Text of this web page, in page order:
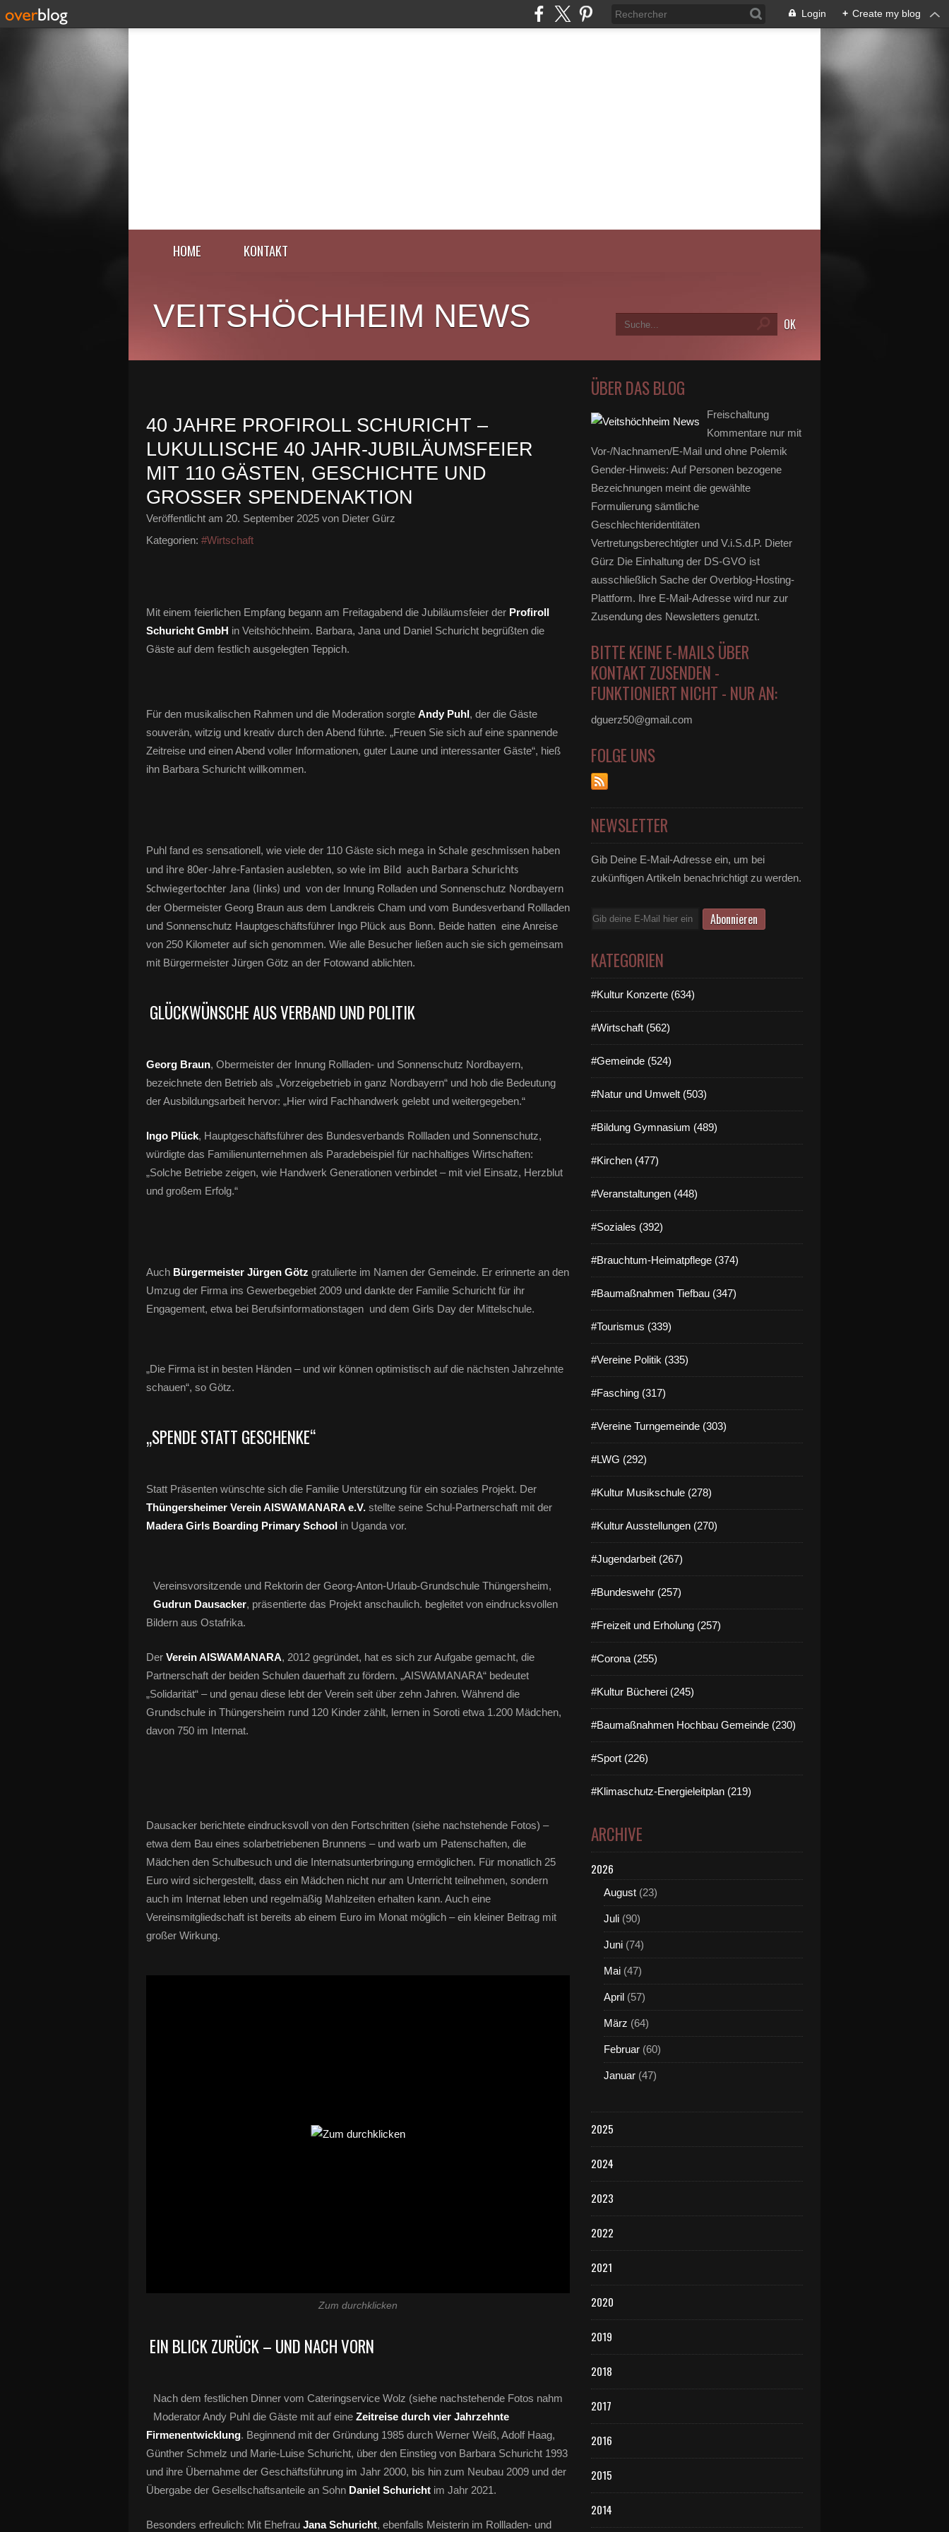
Login + Create my blog
HOME KONTAKT
VEITSHÖCHHEIM NEWS
40 JAHRE PROFIROLL SCHURICHT –
LUKULLISCHE 40 JAHR-JUBILÄUMSFEIER
MIT 110 GÄSTEN, GESCHICHTE UND
GROSSER SPENDENAKTION
Veröffentlicht am 20. September 2025 von Dieter Gürz
Kategorien: #Wirtschaft
Mit einem feierlichen Empfang begann am Freitagabend die Jubiläumsfeier der Profiroll
Schuricht GmbH in Veitshöchheim. Barbara, Jana und Daniel Schuricht begrüßten die
Gäste auf dem festlich ausgelegten Teppich.
Für den musikalischen Rahmen und die Moderation sorgte Andy Puhl, der die Gäste
souverän, witzig und kreativ durch den Abend führte. „Freuen Sie sich auf eine spannende
Zeitreise und einen Abend voller Informationen, guter Laune und interessanter Gäste“, hieß
ihn Barbara Schuricht willkommen.
Puhl fand es sensationell, wie viele der 110 Gäste sich mega in Schale geschmissen haben
und ihre 80er-Jahre-Fantasien auslebten, so wie im Bild auch Barbara Schurichts
Schwiegertochter Jana (links) und
von der Innung Rolladen und Sonnenschutz Nordbayern
der Obermeister Georg Braun aus dem Landkreis Cham und vom Bundesverband Rollladen
und Sonnenschutz Hauptgeschäftsführer Ingo Plück aus Bonn. Beide hatten eine Anreise
von 250 Kilometer auf sich genommen. Wie alle Besucher ließen auch sie sich gemeinsam
mit Bürgermeister Jürgen Götz an der Fotowand ablichten.
GLÜCKWÜNSCHE AUS VERBAND UND POLITIK
Georg Braun, Obermeister der Innung Rollladen- und Sonnenschutz Nordbayern,
bezeichnete den Betrieb als „Vorzeigebetrieb in ganz Nordbayern“ und hob die Bedeutung
der Ausbildungsarbeit hervor: „Hier wird Fachhandwerk gelebt und weitergegeben.“
Ingo Plück, Hauptgeschäftsführer des Bundesverbands Rollladen und Sonnenschutz,
würdigte das Familienunternehmen als Paradebeispiel für nachhaltiges Wirtschaften:
„Solche Betriebe zeigen, wie Handwerk Generationen verbindet – mit viel Einsatz, Herzblut
und großem Erfolg.“
Auch Bürgermeister Jürgen Götz gratulierte im Namen der Gemeinde. Er erinnerte an den
Umzug der Firma ins Gewerbegebiet 2009 und dankte der Familie Schuricht für ihr
Engagement, etwa bei Berufsinformationstagen und dem Girls Day der Mittelschule.
„Die Firma ist in besten Händen – und wir können optimistisch auf die nächsten Jahrzehnte
schauen“, so Götz.
„SPENDE STATT GESCHENKE“
Statt Präsenten wünschte sich die Familie Unterstützung für ein soziales Projekt. Der
Thüngersheimer Verein AISWAMANARA e.V. stellte seine Schul-Partnerschaft mit der
Madera Girls Boarding Primary School in Uganda vor.
Vereinsvorsitzende und Rektorin der Georg-Anton-Urlaub-Grundschule Thüngersheim,
Gudrun Dausacker, präsentierte das Projekt anschaulich. begleitet von eindrucksvollen
Bildern aus Ostafrika.
Der Verein AISWAMANARA, 2012 gegründet, hat es sich zur Aufgabe gemacht, die
Partnerschaft der beiden Schulen dauerhaft zu fördern. „AISWAMANARA“ bedeutet
„Solidarität“ – und genau diese lebt der Verein seit über zehn Jahren. Während die
Grundschule in Thüngersheim rund 120 Kinder zählt, lernen in Soroti etwa 1.200 Mädchen,
davon 750 im Internat.
Dausacker berichtete eindrucksvoll von den Fortschritten (siehe nachstehende Fotos) –
etwa dem Bau eines solarbetriebenen Brunnens – und warb um Patenschaften, die
Mädchen den Schulbesuch und die Internatsunterbringung ermöglichen. Für monatlich 25
Euro wird sichergestellt, dass ein Mädchen nicht nur am Unterricht teilnehmen, sondern
auch im Internat leben und regelmäßig Mahlzeiten erhalten kann. Auch eine
Vereinsmitgliedschaft ist bereits ab einem Euro im Monat möglich – ein kleiner Beitrag mit
großer Wirkung.
Zum durchklicken
EIN BLICK ZURÜCK – UND NACH VORN
Nach dem festlichen Dinner vom Cateringservice Wolz (siehe nachstehende Fotos nahm
Moderator Andy Puhl die Gäste mit auf eine Zeitreise durch vier Jahrzehnte
Firmenentwicklung. Beginnend mit der Gründung 1985 durch Werner Weiß, Adolf Haag,
Günther Schmelz und Marie-Luise Schuricht, über den Einstieg von Barbara Schuricht 1993
und ihre Übernahme der Geschäftsführung im Jahr 2000, bis hin zum Neubau 2009 und der
Übergabe der Gesellschaftsanteile an Sohn Daniel Schuricht im Jahr 2021.
Besonders erfreulich: Mit Ehefrau Jana Schuricht, ebenfalls Meisterin im Rollladen- und
ÜBER DAS BLOG
Freischaltung
Kommentare nur mit
Vor-/Nachnamen/E-Mail und ohne Polemik
Gender-Hinweis: Auf Personen bezogene
Bezeichnungen meint die gewählte
Formulierung sämtliche
Geschlechteridentitäten
Vertretungsberechtigter und V.i.S.d.P. Dieter
Gürz Die Einhaltung der DS-GVO ist
ausschließlich Sache der Overblog-Hosting-
Plattform. Ihre E-Mail-Adresse wird nur zur
Zusendung des Newsletters genutzt.
BITTE KEINE E-MAILS ÜBER
KONTAKT ZUSENDEN -
FUNKTIONIERT NICHT - NUR AN:
dguerz50@gmail.com
FOLGE UNS
NEWSLETTER
Gib Deine E-Mail-Adresse ein, um bei
zukünftigen Artikeln benachrichtigt zu werden.
E-
KATEGORIEN
#Kultur Konzerte (634)
#Wirtschaft (562)
#Gemeinde (524)
#Natur und Umwelt (503)
#Bildung Gymnasium (489)
#Kirchen (477)
#Veranstaltungen (448)
#Soziales (392)
#Brauchtum-Heimatpflege (374)
#Baumaßnahmen Tiefbau (347)
#Tourismus (339)
#Vereine Politik (335)
#Fasching (317)
#Vereine Turngemeinde (303)
#LWG (292)
#Kultur Musikschule (278)
#Kultur Ausstellungen (270)
#Jugendarbeit (267)
#Bundeswehr (257)
#Freizeit und Erholung (257)
#Corona (255)
#Kultur Bücherei (245)
#Baumaßnahmen Hochbau Gemeinde (230)
#Sport (226)
#Klimaschutz-Energieleitplan (219)
ARCHIVE
2026
August (23)
Juli (90)
Juni (74)
Mai (47)
April (57)
März (64)
Februar (60)
Januar (47)
2025
2024
2023
2022
2021
2020
2019
2018
2017
2016
2015
2014